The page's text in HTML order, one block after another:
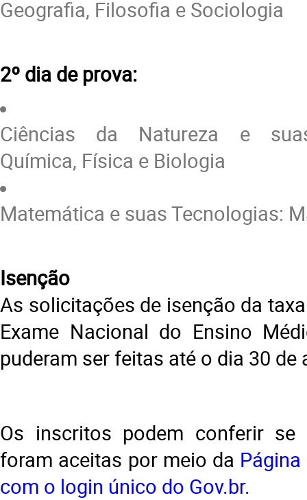
Geografia, Filosofia e Sociologia
2º dia de prova:
Ciências da Natureza e
Química, Física e Biologia
Matemática e suas Tecnologias:
Isenção
As solicitações de isenção da
Exame Nacional do Ensino
puderam ser feitas até o dia 30 de
Os inscritos podem conferir se
foram aceitas por meio da
com o login único do Gov.br.